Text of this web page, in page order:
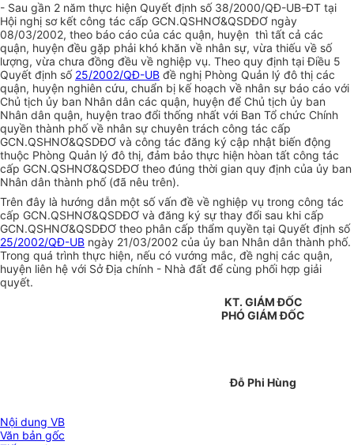
- Sau gần 2 năm thực hiện Quyết định số 38/2000/QĐ-UB-ĐT tại
Hội nghị sơ kết công tác cấp GCN.QSHNƠ&QSDĐƠ ngày
08/03/2002, theo báo cáo của các quận, huyện thì tất cả các
quận, huyện đều gặp phải khó khăn về nhân sự, vừa thiếu về số
lượng, vừa chưa đồng đều về nghiệp vụ. Theo quy định tại Điều 5
Quyết định số 25/2002/QĐ-UB đề nghị Phòng Quản lý đô thị các
quận, huyện nghiên cứu, chuẩn bị kế hoạch về nhân sự báo cáo với
Chủ tịch ủy ban Nhân dân các quận, huyện để Chủ tịch ủy ban
Nhân dân quận, huyện trao đổi thống nhất với Ban Tổ chức Chính
quyền thành phố về nhân sự chuyên trách công tác cấp
GCN.QSHNƠ&QSDĐƠ và công tác đăng ký cập nhật biến động
thuộc Phòng Quản lý đô thị, đảm bảo thực hiện hòan tất công tác
cấp GCN.QSHNƠ&QSDĐƠ theo đúng thời gian quy định của ủy ban
Nhân dân thành phố (đã nêu trên).
Trên đây là hướng dẫn một số vấn đề về nghiệp vụ trong công tác
cấp GCN.QSHNƠ&QSDĐƠ và đăng ký sự thay đổi sau khi cấp
GCN.QSHNƠ&QSDĐƠ theo phân cấp thẩm quyền tại Quyết định số
25/2002/QĐ-UB ngày 21/03/2002 của ủy ban Nhân dân thành phố.
Trong quá trình thực hiện, nếu có vướng mắc, đề nghị các quận,
huyện liên hệ với Sở Địa chính - Nhà đất để cùng phối hợp giải
quyết.
KT. GIÁM ĐỐC
PHÓ GIÁM ĐỐC
Đỗ Phi Hùng
Nội dung VB
Văn bản gốc